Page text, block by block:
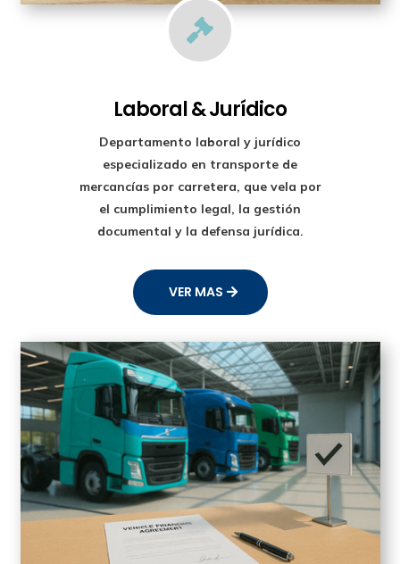

Laboral & Jurídico
Departamento laboral y jurídico
especializado en transporte de
mercancías por carretera, que vela por
el cumplimiento legal, la gestión
documental y la defensa jurídica.
VER MAS